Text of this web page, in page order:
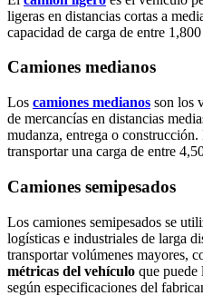
ligeras en distancias cortas a
capacidad de carga de entre
Camiones medianos
Los camiones medianos son los
de mercancías en distancias
mudanza, entrega o construcción.
transportar una carga de entre
Camiones semipesados
Los camiones semipesados se
logísticas e industriales de larga
transportar volúmenes mayores,
métricas del vehículo que puede
según especificaciones del